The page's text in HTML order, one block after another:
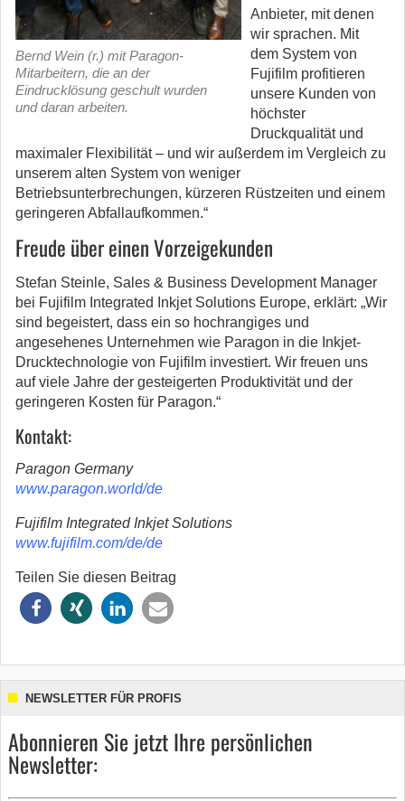
Bernd Wein (r.) mit Paragon-
Mitarbeitern, die an der
Eindrucklösung geschult wurden
und daran arbeiten.
Anbieter, mit denen
wir sprachen. Mit
dem System von
Fujifilm profitieren
unsere Kunden von
höchster
Druckqualität und
maximaler Flexibilität – und wir außerdem im Vergleich zu
unserem alten System von weniger
Betriebsunterbrechungen, kürzeren Rüstzeiten und einem
geringeren Abfallaufkommen.“
Freude über einen Vorzeigekunden
Stefan Steinle, Sales & Business Development Manager
bei Fujifilm Integrated Inkjet Solutions Europe, erklärt: „Wir
sind begeistert, dass ein so hochrangiges und
angesehenes Unternehmen wie Paragon in die Inkjet-
Drucktechnologie von Fujifilm investiert. Wir freuen uns
auf viele Jahre der gesteigerten Produktivität und der
geringeren Kosten für Paragon.“
Kontakt:
Paragon Germany
www.paragon.world/de
Fujifilm Integrated Inkjet Solutions
www.fujifilm.com/de/de
Teilen Sie diesen Beitrag
NEWSLETTER FÜR PROFIS
Abonnieren Sie jetzt Ihre persönlichen
Newsletter: